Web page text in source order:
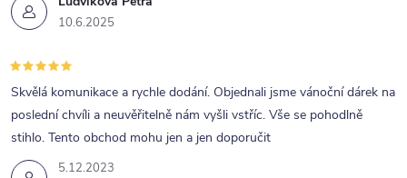
v
p
i
s
u
10.6.2025
5.12.2023
Skvělá komunikace a rychle dodání. Objednali jsme vánoční dárek na
poslední chvíli a neuvěřitelně nám vyšli vstříc. Vše se pohodlně
stihlo. Tento obchod mohu jen a jen doporučit